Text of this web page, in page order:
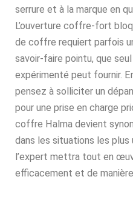
serrure et à la marque en
L’ouverture coffre-fort
de coffre requiert parfois
savoir-faire pointu, que
expérimenté peut fournir.
pensez à solliciter un
pour une prise en charge
coffre Halma devient
dans les situations les plus
l’expert mettra tout en
efficacement et de